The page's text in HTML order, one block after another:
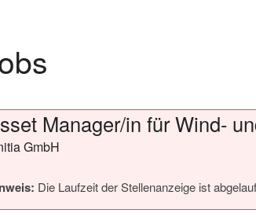
Manager/in für Wind-
GmbH
Die Laufzeit der Stellenanzeige ist